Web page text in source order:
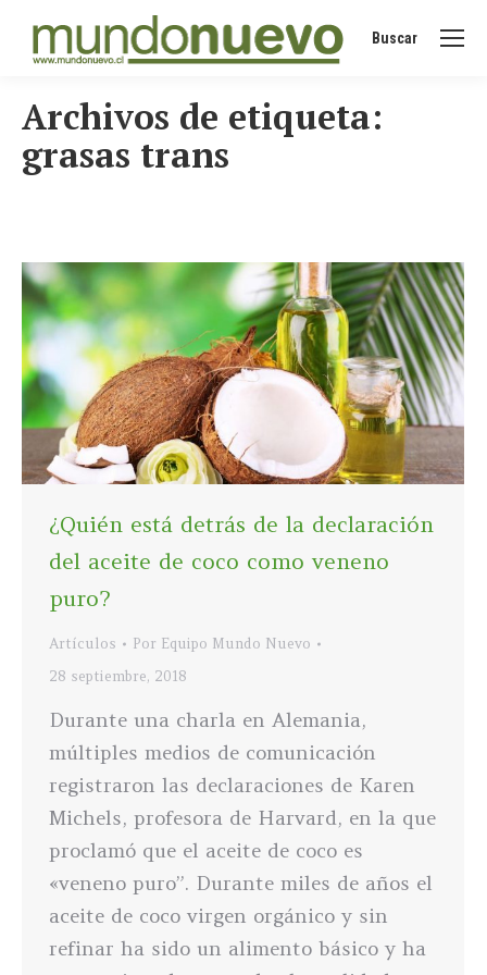
Buscar:
Buscar
Archivos de etiqueta:
grasas trans
¿Quién está detrás de la declaración
del aceite de coco como veneno
puro?
Artículos Por Equipo Mundo Nuevo
28 septiembre, 2018
Durante una charla en Alemania,
múltiples medios de comunicación
registraron las declaraciones de Karen
Michels, profesora de Harvard, en la que
proclamó que el aceite de coco es
«veneno puro”. Durante miles de años el
aceite de coco virgen orgánico y sin
refinar ha sido un alimento básico y ha